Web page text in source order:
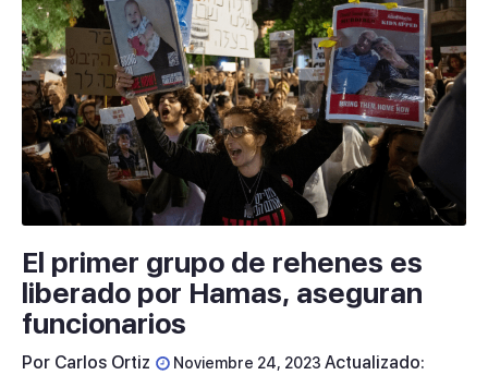
El primer grupo de rehenes es
liberado por Hamas, aseguran
funcionarios
Por Carlos Ortiz Noviembre 24, 2023 Actualizado: